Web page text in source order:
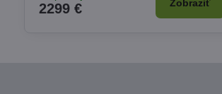
2299 € Zobraziť